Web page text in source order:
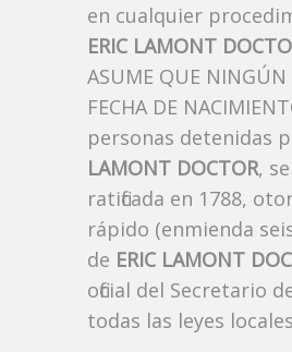
en cualquier
ERIC LAMONT
ASUME QUE NINGÚN
FECHA DE
personas detenidas
LAMONT DOCTOR,
ratificada en 1788,
rápido (enmienda
de ERIC LAMONT
oficial del Secretario
todas las leyes